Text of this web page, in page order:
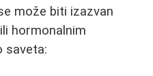
može biti izazvan
hormonalnim
saveta: